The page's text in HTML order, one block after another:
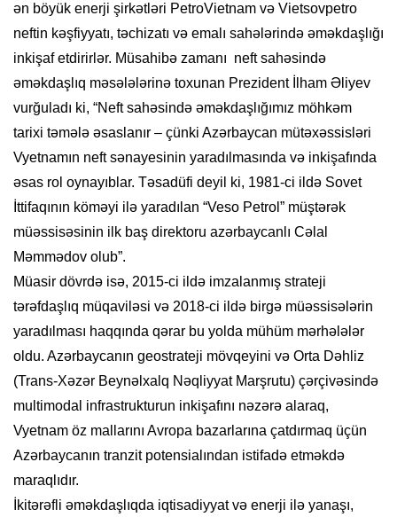
ən böyük enerji şirkətləri PetroVietnam və Vietsovpetro
neftin kəşfiyyatı, təchizatı və emalı sahələrində əməkdaşlığı
inkişaf etdirirlər. Müsahibə zamanı neft sahəsində
əməkdaşlıq məsələlərinə toxunan Prezident İlham Əliyev
vurğuladı ki, “Neft sahəsində əməkdaşlığımız möhkəm
tarixi təmələ əsaslanır – çünki Azərbaycan mütəxəssisləri
Vyetnamın neft sənayesinin yaradılmasında və inkişafında
əsas rol oynayıblar. Təsadüfi deyil ki, 1981-ci ildə Sovet
İttifaqının köməyi ilə yaradılan “Veso Petrol” müştərək
müəssisəsinin ilk baş direktoru azərbaycanlı Cəlal
Məmmədov olub”.
Müasir dövrdə isə, 2015-ci ildə imzalanmış strateji
tərəfdaşlıq müqaviləsi və 2018-ci ildə birgə müəssisələrin
yaradılması haqqında qərar bu yolda mühüm mərhələlər
oldu. Azərbaycanın geostrateji mövqeyini və Orta Dəhliz
(Trans-Xəzər Beynəlxalq Nəqliyyat Marşrutu) çərçivəsində
multimodal infrastrukturun inkişafını nəzərə alaraq,
Vyetnam öz mallarını Avropa bazarlarına çatdırmaq üçün
Azərbaycanın tranzit potensialından istifadə etməkdə
maraqlıdır.
İkitərəfli əməkdaşlıqda iqtisadiyyat və enerji ilə yanaşı,